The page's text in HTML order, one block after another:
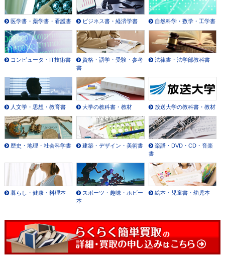
医学書・薬学書・看護書 ビジネス書・経済学書 自然科学・数学・工学書
コンピュータ・IT技術書
資格・語学・受験・参考
書
法律書・法学部教科書
人文学・思想・教育書 大学の教科書・教材 放送大学の教科書・教材
歴史・地理・社会科学書 建築・デザイン・美術書
楽譜・DVD・CD・音楽
書
暮らし・健康・料理本
スポーツ・趣味・ホビー
本
絵本・児童書・幼児本